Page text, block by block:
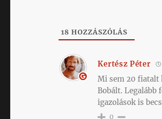
18 HOZZÁSZÓLÁS
Kertész Péter
Mi sem 20 fiatalt
Bobált. Legalább
igazolások is
0